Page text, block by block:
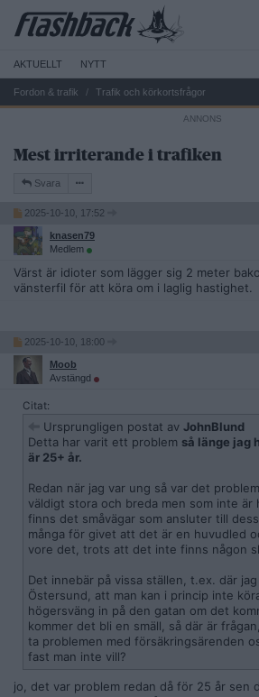
AKTUELLT NYTT
Fordon & trafik Trafik och körkortsfrågor
Mest irriterande i trafiken
Svara
2025-10-10, 17:52
knasen79
Medlem
Värst är idioter som lägger sig 2 meter
vänsterfil för att köra om i laglig hastighet.
2025-10-10, 18:00
Moob
Avstängd
Citat:
Ursprungligen postat av JohnBlund
Detta har varit ett problem så länge jag
är 25+ år.
Redan när jag var ung så var det
väldigt stora och breda men som inte är
finns det småvägar som ansluter till
många för givet att det är en huvudled
vore det, trots att det inte finns någon
Det innebär på vissa ställen, t.ex. där
Östersund, att man kan i princip inte
högersväng in på den gatan om det
kommer det bli en smäll, så där är
ta problemen med försäkringsärenden
fast man inte vill?
jo, det var problem redan då för 25 år sen